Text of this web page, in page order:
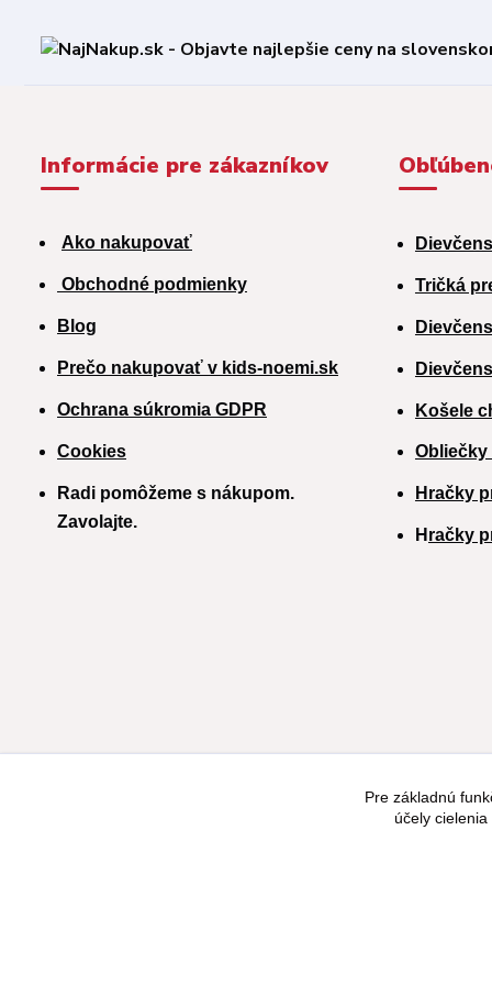
Informácie pre zákazníkov
Ako nakupovať
Obchodné podmienky
Blog
Prečo nakupovať v kids-noemi.sk
Ochrana súkromia GDPR
Cookies
Radi pomôžeme s nákupom.
Zavolajte.
Tričká
Košele
Hračky
H račky
Pre základnú
účely